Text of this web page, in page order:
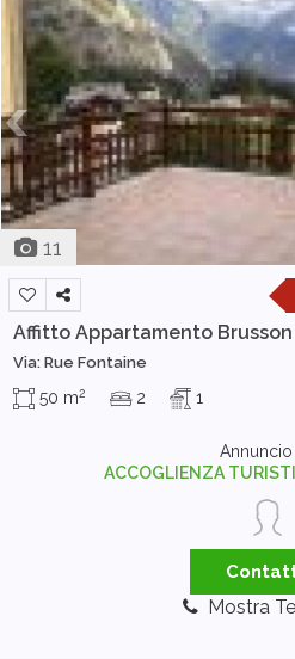
11
Affitto Appartamento Brusson
Via: Rue Fontaine
50 m2 2 1
Annuncio
ACCOGLIENZA
Mostra